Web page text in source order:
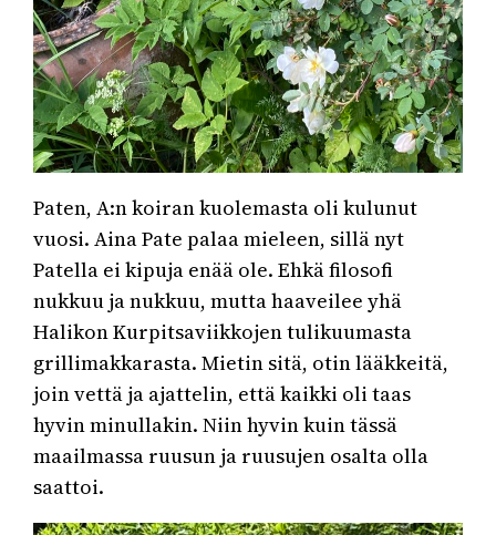
Paten, A:n koiran kuolemasta oli kulunut
vuosi. Aina Pate palaa mieleen, sillä nyt
Patella ei kipuja enää ole. Ehkä filosofi
nukkuu ja nukkuu, mutta haaveilee yhä
Halikon Kurpitsaviikkojen tulikuumasta
grillimakkarasta. Mietin sitä, otin lääkkeitä,
join vettä ja ajattelin, että kaikki oli taas
hyvin minullakin. Niin hyvin kuin tässä
maailmassa ruusun ja ruusujen osalta olla
saattoi.